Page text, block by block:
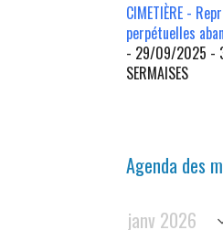
CIMETIÈRE -
perpétuelles
- 29/09/2025 -
SERMAISES
Agenda des